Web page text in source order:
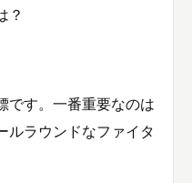
？
です。一番重要なのは
ルラウンドなファイタ